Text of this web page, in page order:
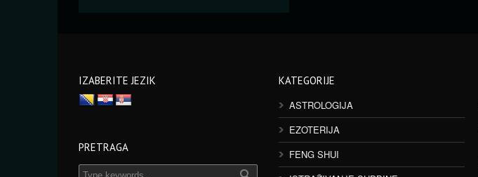
IZABERITE JEZIK
PRETRAGA
KATEGORIJE
ASTROLOGIJA
EZOTERIJA
FENG SHUI